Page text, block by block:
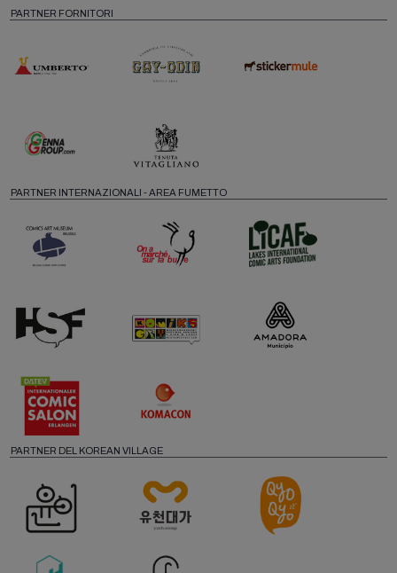
PARTNER FORNITORI
PARTNER INTERNAZIONALI - AREA FUMETTO
PARTNER DEL KOREAN VILLAGE